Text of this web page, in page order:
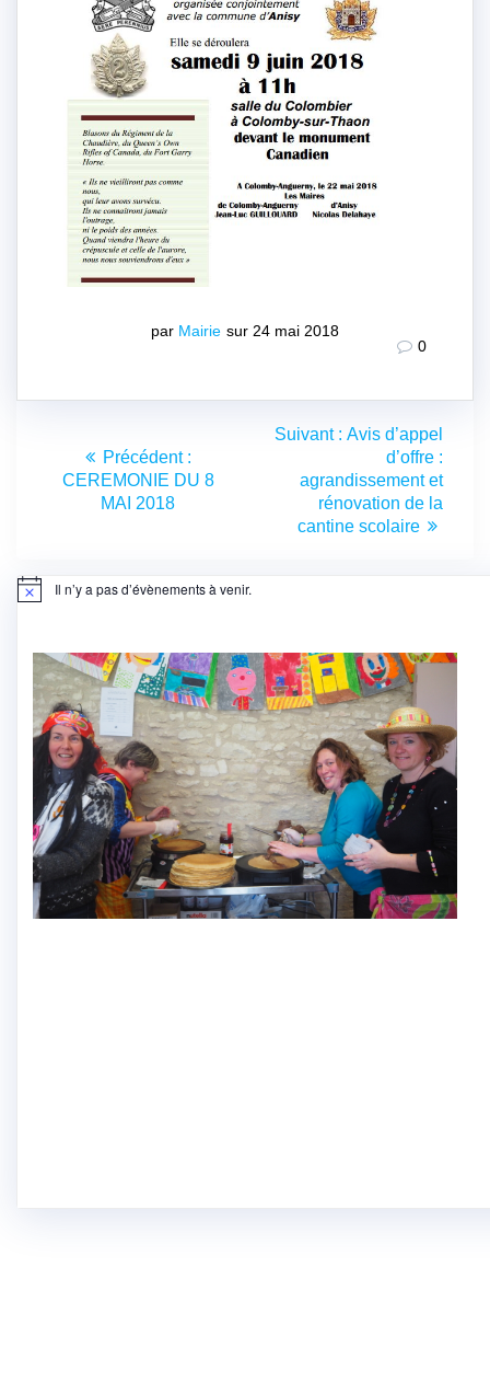
par Mairie sur 24 mai 2018
0
l’article
Précédent :Article
précédent
CEREMONIE DU 8
MAI 2018
Suivant : Article
suivant
:
Avis d’appel
d’offre :
agrandissement et
rénovation de la
cantine scolaire
Notice Il n’y a pas d’évènements à venir.